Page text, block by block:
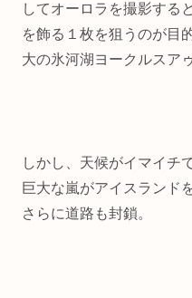
してオーロラを撮影する
を飾る１枚を狙うのが目
大の氷河湖ヨークルスア
しかし、天候がイマイチ
巨大な嵐がアイスランド
さらに道路も封鎖。